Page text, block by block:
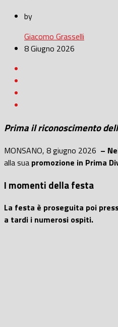
by
Giacomo Grasselli
8 Giugno 2026
Prima il riconoscimento
MONSANO, 8 giugno 2026 –
alla sua promozione in Prima
I momenti della festa
La festa è proseguita poi
a tardi i numerosi ospiti.